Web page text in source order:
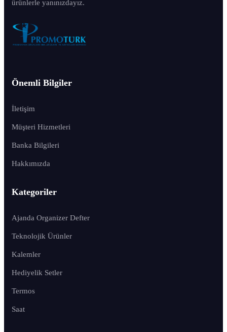
ürünlerle yanınızdayız.
Önemli Bilgiler
İletişim
Müşteri Hizmetleri
Banka Bilgileri
Hakkımızda
Kategoriler
Ajanda Organizer Defter
Teknolojik Ürünler
Kalemler
Hediyelik Setler
Termos
Saat